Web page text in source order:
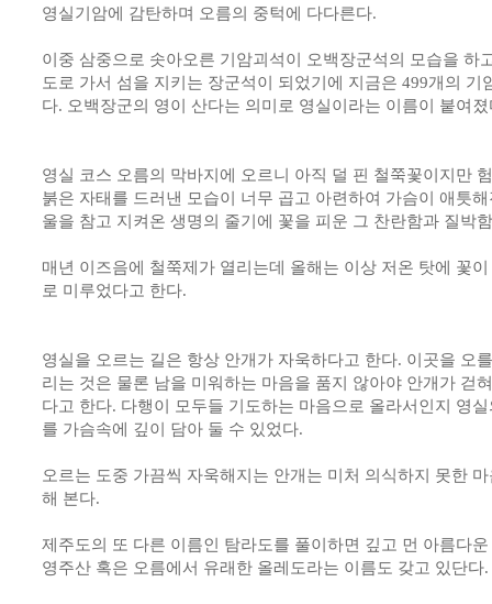
영실기암에 감탄하며 오름의 중턱에 다다른다.
이중 삼중으로 솟아오른 기암괴석이 오백장군석의 모습을 하
도로 가서 섬을 지키는 장군석이 되었기에 지금은 499개의 기
다. 오백장군의 영이 산다는 의미로 영실이라는 이름이 붙여
영실 코스 오름의 막바지에 오르니 아직 덜 핀 철쭉꽃이지만
붉은 자태를 드러낸 모습이 너무 곱고 아련하여 가슴이 애틋
울을 참고 지켜온 생명의 줄기에 꽃을 피운 그 찬란함과 질박
매년 이즈음에 철쭉제가 열리는데 올해는 이상 저온 탓에 꽃
로 미루었다고 한다.
영실을 오르는 길은 항상 안개가 자욱하다고 한다. 이곳을 오
리는 것은 물론 남을 미워하는 마음을 품지 않아야 안개가 걷
다고 한다. 다행이 모두들 기도하는 마음으로 올라서인지 영
를 가슴속에 깊이 담아 둘 수 있었다.
오르는 도중 가끔씩 자욱해지는 안개는 미처 의식하지 못한
해 본다.
제주도의 또 다른 이름인 탐라도를 풀이하면 깊고 먼 아름다
영주산 혹은 오름에서 유래한 올레도라는 이름도 갖고 있단다.